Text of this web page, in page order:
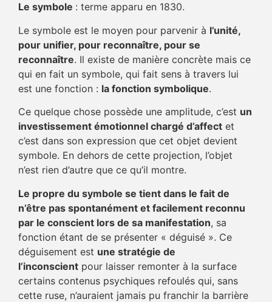
Le symbole : terme apparu en 1830.
Le symbole est le moyen pour parvenir à l’unité,
pour unifier, pour reconnaître, pour se
reconnaître. Il existe de manière concrète mais ce
qui en fait un symbole, qui fait sens à travers lui
est une fonction : la fonction symbolique.
Ce quelque chose possède une amplitude, c’est un
investissement émotionnel chargé d’affect et
c’est dans son expression que cet objet devient
symbole. En dehors de cette projection, l’objet
n’est rien d’autre que ce qu’il montre.
Le propre du symbole se tient dans le fait de
n’être pas spontanément et facilement reconnu
par le conscient lors de sa manifestation, sa
fonction étant de se présenter « déguisé ». Ce
déguisement est une stratégie de
l’inconscient pour laisser remonter à la surface
certains contenus psychiques refoulés qui, sans
cette ruse, n’auraient jamais pu franchir la barrière